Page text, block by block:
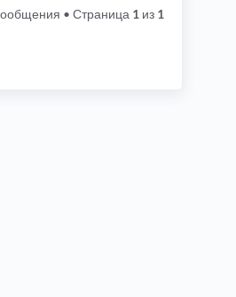
• Страница 1 из 1